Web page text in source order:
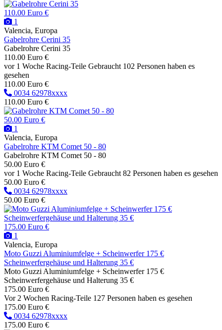
110.00 Euro €
1
Valencia, Europa
Gabelrohre Cerini 35
Gabelrohre Cerini 35
110.00 Euro €
vor 1 Woche Racing-Teile Gebraucht 102 Personen haben es
gesehen
110.00 Euro €
0034 62978xxxx
110.00 Euro €
50.00 Euro €
1
Valencia, Europa
Gabelrohre KTM Comet 50 - 80
Gabelrohre KTM Comet 50 - 80
50.00 Euro €
vor 1 Woche Racing-Teile Gebraucht 82 Personen haben es gesehen
50.00 Euro €
0034 62978xxxx
50.00 Euro €
175.00 Euro €
1
Valencia, Europa
Moto Guzzi Aluminiumfelge + Scheinwerfer 175 €
Scheinwerfergehäuse und Halterung 35 €
Moto Guzzi Aluminiumfelge + Scheinwerfer 175 €
Scheinwerfergehäuse und Halterung 35 €
175.00 Euro €
Vor 2 Wochen Racing-Teile 127 Personen haben es gesehen
175.00 Euro €
0034 62978xxxx
175.00 Euro €